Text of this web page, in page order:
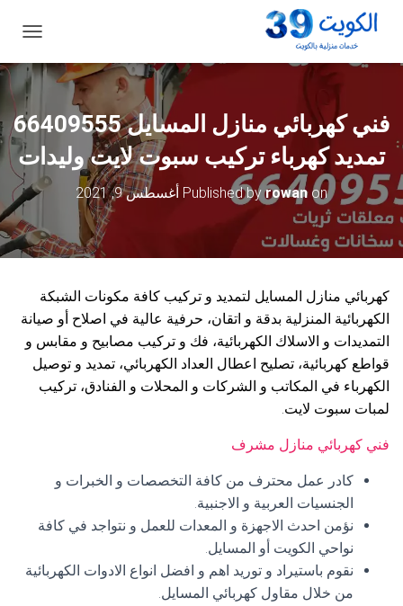
ب
د
ي
ل
ا
ل
ت
ن
ق
فني كهربائي منازل المسايل 66409555
تمديد كهرباء تركيب سبوت لايت وليدات
Published byrowanon أغسطس 9, 2021
كهربائي منازل المسايل لتمديد و تركيب كافة مكونات الشبكة
الكهربائية المنزلية بدقة و اتقان، حرفية عالية في اصلاح أو صيانة
التمديدات و الاسلاك الكهربائية، فك و تركيب مصابيح و مقابس و
قواطع كهربائية، تصليح اعطال العداد الكهربائي، تمديد و توصيل
الكهرباء في المكاتب و الشركات و المحلات و الفنادق، تركيب
لمبات سبوت لايت.
فني كهربائي منازل مشرف
كادر عمل محترف من كافة التخصصات و الخبرات و
الجنسيات العربية و الاجنبية.
نؤمن احدث الاجهزة و المعدات للعمل و نتواجد في كافة
نواحي الكويت أو المسايل.
نقوم باستيراد و توريد اهم و افضل انواع الادوات الكهربائية
من خلال مقاول كهربائي المسايل.